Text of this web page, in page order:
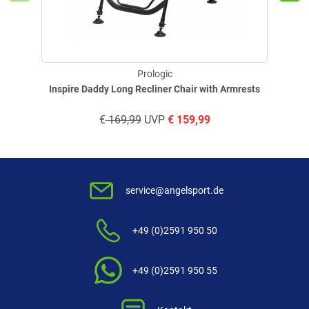
Inspire Daddy Long Recliner Chair with Armrests
Prologic
€169,99UVP €159,99
service@angelsport.de
+49 (0)2591 950 50
+49 (0)2591 950 55